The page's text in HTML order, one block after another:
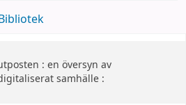
: en översyn av
samhälle :